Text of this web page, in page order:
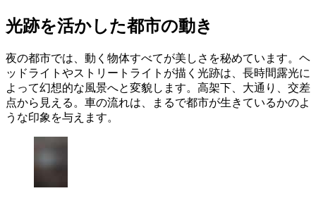
光跡を活かした都市の動き
夜の都市では、動く物体すべてが美しさを秘めています。ヘ
ッドライトやストリートライトが描く光跡は、長時間露光に
よって幻想的な風景へと変貌します。高架下、大通り、交差
点から見える。車の流れは、まるで都市が生きているかのよ
うな印象を与えます。